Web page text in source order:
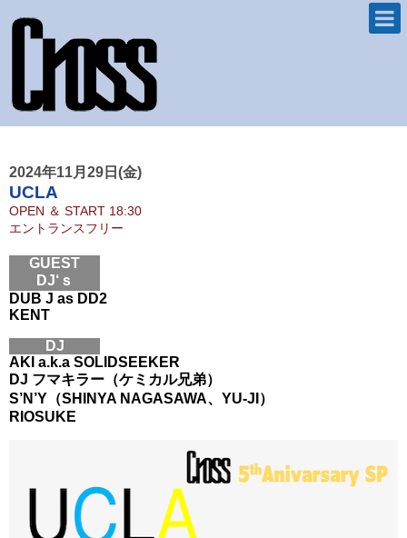
2024年11月29日(金)
UCLA
OPEN ＆ START 18:30
エントランスフリー
GUEST
DJ‘ｓ
DUB J as DD2
KENT
DJ
AKI a.k.a SOLIDSEEKER
DJ フマキラー（ケミカル兄弟）
S’N’Y（SHINYA NAGASAWA、YU-JI）
RIOSUKE